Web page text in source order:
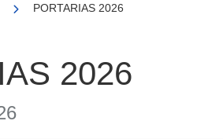
PORTARIAS 2026
2026